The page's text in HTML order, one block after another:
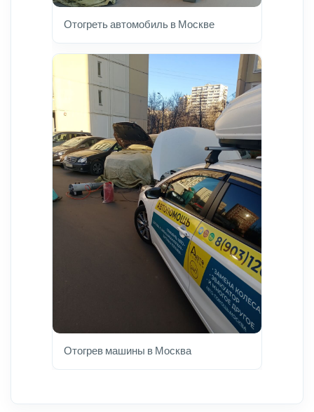
Отогреть автомобиль в Москве
Отогрев машины в Москва